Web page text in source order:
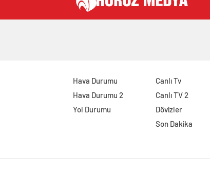
Hava Durumu
Hava Durumu 2
Yol Durumu
Canlı Tv
Canlı TV 2
Dövizler
Son Dakika